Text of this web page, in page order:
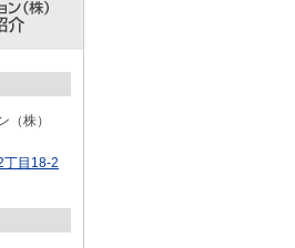
（株）
丁目18-2